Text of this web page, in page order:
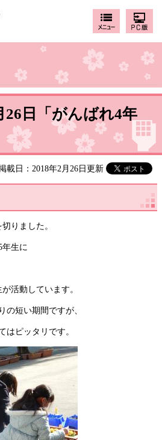
日「がんばれ4年
載日：2018年2月26日更新
りました。
年生に
活動しています。
の短い期間ですが、
はピッタリです。